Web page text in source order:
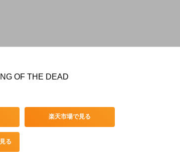
OF THE DEAD
楽天市場で見る
る